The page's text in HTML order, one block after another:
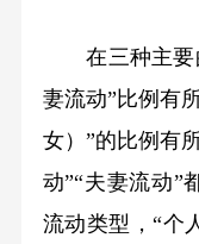
在三种主要
妻流动”比例有
女）”的比例有
动”“夫妻流动”
流动类型，“个